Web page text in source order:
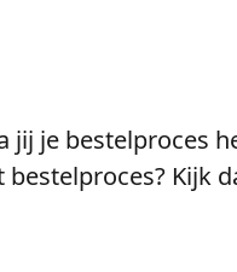
jij je bestelproces
Kijk